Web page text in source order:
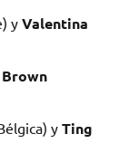
yValentina
yTing